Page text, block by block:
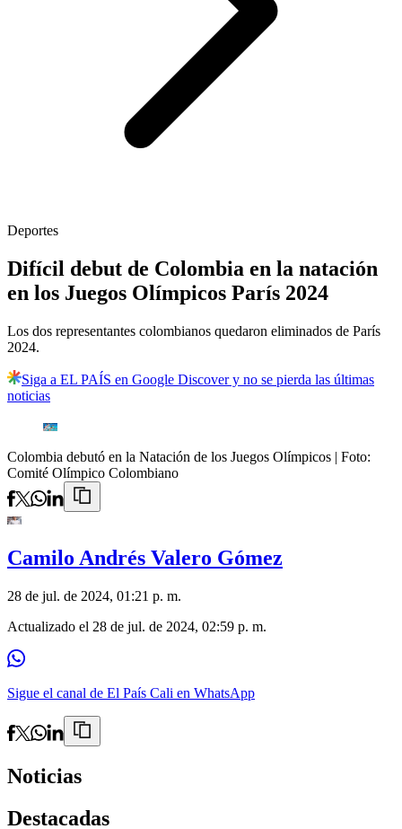
Deportes
Difícil debut de Colombia en la natación
en los Juegos Olímpicos París 2024
Los dos representantes colombianos quedaron eliminados de París
2024.
Siga a EL PAÍS en Google Discover y no se pierda las últimas
noticias
Colombia debutó en la Natación de los Juegos Olímpicos | Foto:
Comité Olímpico Colombiano
Camilo Andrés Valero Gómez
28 de jul. de 2024, 01:21 p. m.
Actualizado el 28 de jul. de 2024, 02:59 p. m.
Sigue el canal de El País Cali en WhatsApp
Noticias
Destacadas